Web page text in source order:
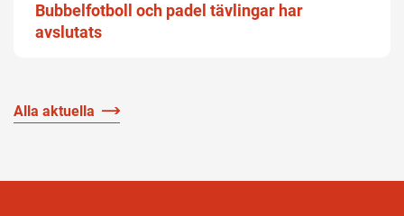
Bubbelfotboll och padel tävlingar har
avslutats
Alla aktuella